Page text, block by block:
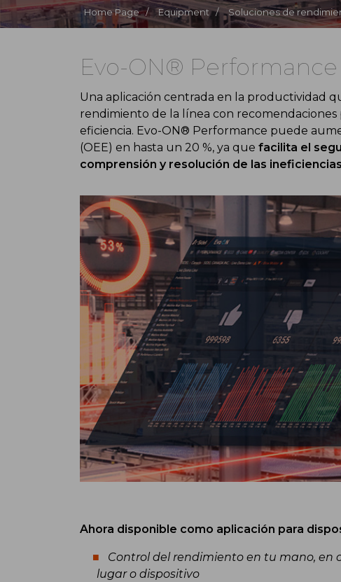
Home Page / Equipment / Soluciones de
Evo-ON® Performance
Una aplicación centrada en la productividad
rendimiento de la línea con
eficiencia. Evo-ON® Performance puede
(OEE) en hasta un 20 %, ya que facilita el
comprensión y resolución de las
Ahora disponible como aplicación para
Control del rendimiento en tu mano, en
lugar o dispositivo